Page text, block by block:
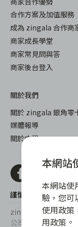
合作方案及加值服務
成為 zingala 合作商
商家成長學堂
商家常見問與答
商家後台登入
關於我們
關於 zingala 銀角零
媒體報導
關於中租
謹慎衡量自身財務狀
zingala銀角零卡/仲
公司合作，更不會要
本網站
本網站使
驗，您可
使用政策
用政策。